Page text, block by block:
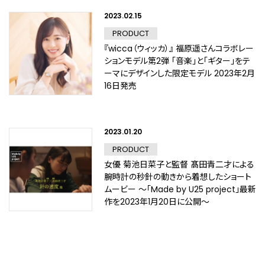
2023.02.15
PRODUCT
『wicca（ウィッカ）』 福原遥さんコラボレー
ションモデル第2弾 「音楽」と「ギター」をテ
ーマにデザインした限定モデル 2023年2月
16日発売
2023.01.20
PRODUCT
女優 菊池日菜子と監督 髙田青二才による
腕時計の秒針の動きから着想したショート
ムービー ～「Made by U25 project」最新
作を2023年1月20日に公開～